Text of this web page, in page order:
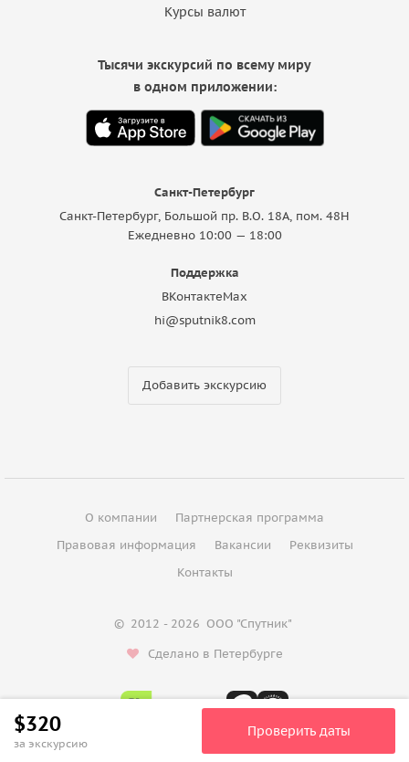
$320
за экскурсию
Проверить даты
Курсы валют
Санкт-Петербург
Санкт-Петербург, Большой пр. В.О. 18A, пом. 48Н
Ежедневно 10:00 — 18:00
Поддержка
ВКонтактеMax
hi@sputnik8.com
Добавить экскурсию
Тысячи экскурсий по всему миру
в одном приложении:
О компании
Партнерская программа
Правовая информация
Вакансии
Реквизиты
Контакты
© 2012 - 2026 ООО "Спутник"
Сделано в Петербурге